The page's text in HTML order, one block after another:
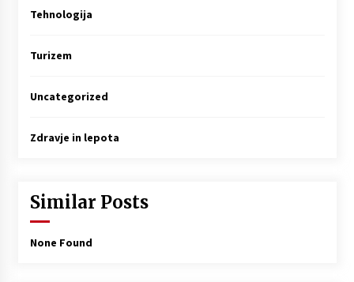
Tehnologija
Turizem
Uncategorized
Zdravje in lepota
Similar Posts
None Found